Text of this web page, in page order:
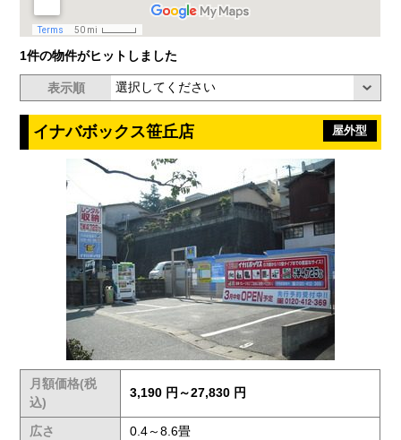
1件の物件がヒットしました
表示順
イナバボックス笹丘店 屋外型
月額価格(税
込)
3,190 円～27,830 円
広さ
0.4～8.6畳